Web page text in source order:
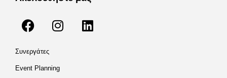
Συνεργάτες
Event Planning